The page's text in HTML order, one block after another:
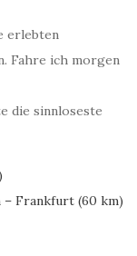
erlebten
Fahre ich morgen
die sinnloseste
– Frankfurt (60 km)